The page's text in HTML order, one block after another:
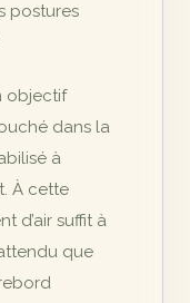
postures
objectif
dans la
à
À cette
d’air suffit à
que